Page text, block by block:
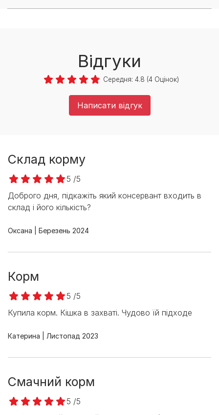
Відгуки
Середня: 4.8 (4Оцінок)
Написати відгук
Склад корму
5 /5
Доброго дня, підкажіть який консервант входить в
склад і його кількість?
Оксана Березень 2024
Корм
5 /5
Купила корм. Кішка в захваті. Чудово їй підходе
Катерина Листопад 2023
Смачний корм
5 /5